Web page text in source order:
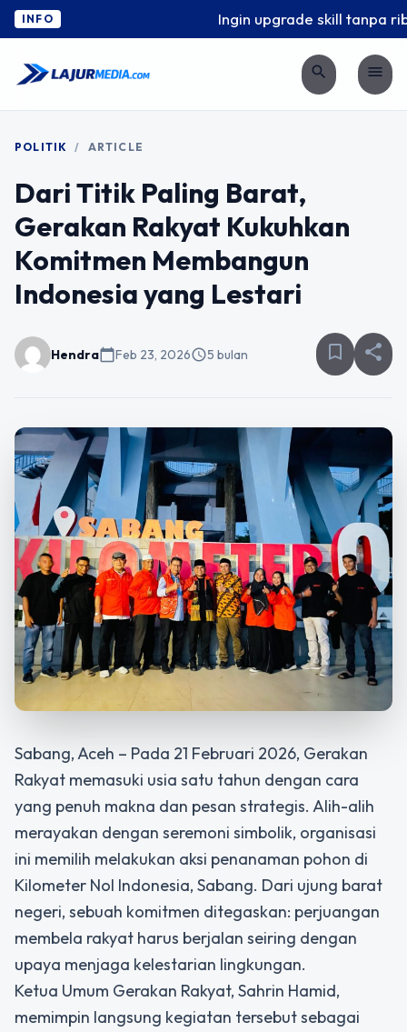
INFO Ingin upgrade skill tanpa
search menu
POLITIK / ARTICLE
Dari Titik Paling Barat,
Gerakan Rakyat Kukuhkan
Komitmen Membangun
Indonesia yang Lestari
Hendracalendar_todayFeb 23, 2026schedule5 bulan bookmark_border share
Sabang, Aceh – Pada 21 Februari 2026, Gerakan
Rakyat memasuki usia satu tahun dengan cara
yang penuh makna dan pesan strategis. Alih-alih
merayakan dengan seremoni simbolik, organisasi
ini memilih melakukan aksi penanaman pohon di
Kilometer Nol Indonesia, Sabang. Dari ujung barat
negeri, sebuah komitmen ditegaskan: perjuangan
membela rakyat harus berjalan seiring dengan
upaya menjaga kelestarian lingkungan.
Ketua Umum Gerakan Rakyat, Sahrin Hamid,
memimpin langsung kegiatan tersebut sebagai